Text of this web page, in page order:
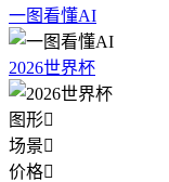
一图看懂AI
2026世界杯
图形
场景
价格